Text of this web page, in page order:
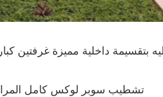
بتقسيمة داخلية مميزة غرفتين كبار + 2 حمام + ريسبشن +
تشطيب سوبر لوكس كامل